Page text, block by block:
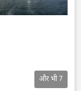
और भी7